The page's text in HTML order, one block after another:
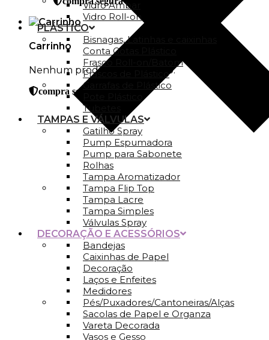
Carrinho
Nenhum produto no carrinho.
compra segura
Vidro Ambar
Vidro Roll-on
PLÁSTICO
Bisnagas, Latinhas e caixinhas
Conta Gotas Plástico
Frasco Roll-on/Batom
Frascos de Plástico
Garrafas de Plástico
Tubetes
TAMPAS E VÁLVULAS
Gatilho Spray
Pump Espumadora
Pump para Sabonete
Rolhas
Tampa Aromatizador
Tampa Flip Top
Tampa Lacre
Tampa Simples
Válvulas Spray
DECORAÇÃO E ACESSÓRIOS
Bandejas
Caixinhas de Papel
Decoração
Laços e Enfeites
Medidores
Pés/Puxadores/Cantoneiras/Alças
Sacolas de Papel e Organza
Vareta Decorada
Vasos e Gesso